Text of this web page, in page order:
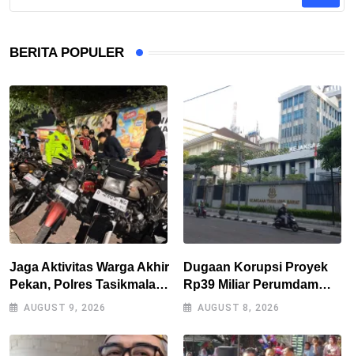
BERITA POPULER
Jaga Aktivitas Warga Akhir
Pekan, Polres Tasikmalaya
Gencarkan Patroli Blue
AUGUST 9, 2026
Dugaan Korupsi Proyek
Rp39 Miliar Perumdam
Tirta Darma Ayu Disorot,
Jabar Supervisi
AUGUST 8, 2026